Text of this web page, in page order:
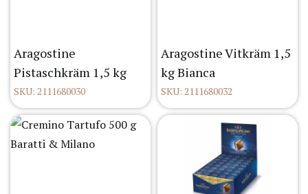
Aragostine
Pistaschkräm 1,5 kg
SKU: 2111680030
Aragostine Vitkräm 1,5
kg Bianca
SKU: 2111680032